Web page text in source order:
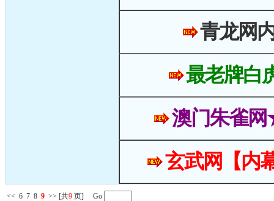
青龙网
最老牌白
澳门朱雀
玄武网【内
<< 6 7 8 9 >> [共9 页] Go